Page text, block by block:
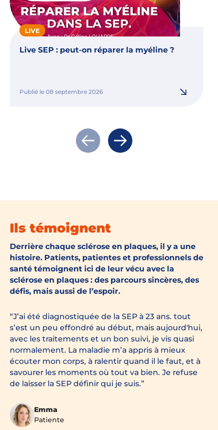
LIVE
Live SEP : peut-on réparer la myéline ?
Publié le 08 septembre 2026
Actualité précédente
Actualité suivante
Ils témoignent
Derrière chaque sclérose en plaques, il y a une
histoire. Patients, patientes et professionnels de
santé témoignent ici de leur vécu avec la
sclérose en plaques : des parcours sincères, des
défis, mais aussi de l’espoir.
J’ai été diagnostiquée de la SEP à 23 ans. tout
s’est un peu effondré au début, mais aujourd'hui,
avec les traitements et un bon suivi, je vis quasi
normalement. La maladie m’a appris à mieux
écouter mon corps, à ralentir quand il le faut, et à
savourer les moments où tout va bien. Je refuse
de laisser la SEP définir qui je suis.
Emma
Patiente